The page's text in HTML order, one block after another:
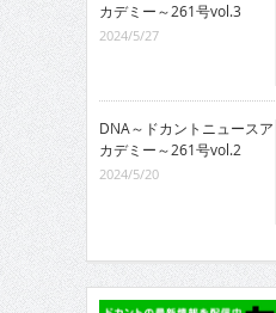
カデミー～261号vol.3
2024/5/27
DNA～ドカントニュースア
カデミー～261号vol.2
2024/5/20